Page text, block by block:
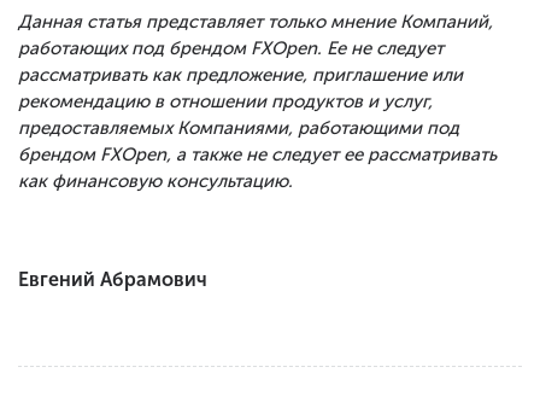
Данная статья представляет только мнение Компаний,
работающих под брендом FXOpen. Ее не следует
рассматривать как предложение, приглашение или
рекомендацию в отношении продуктов и услуг,
предоставляемых Компаниями, работающими под
брендом FXOpen, а также не следует ее рассматривать
как финансовую консультацию.
Евгений Абрамович